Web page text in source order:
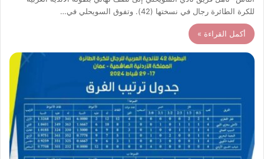
للكرة الطائرة رجال في نسختها (42). وتفوق السويحلي في…
أكمل القراءة »